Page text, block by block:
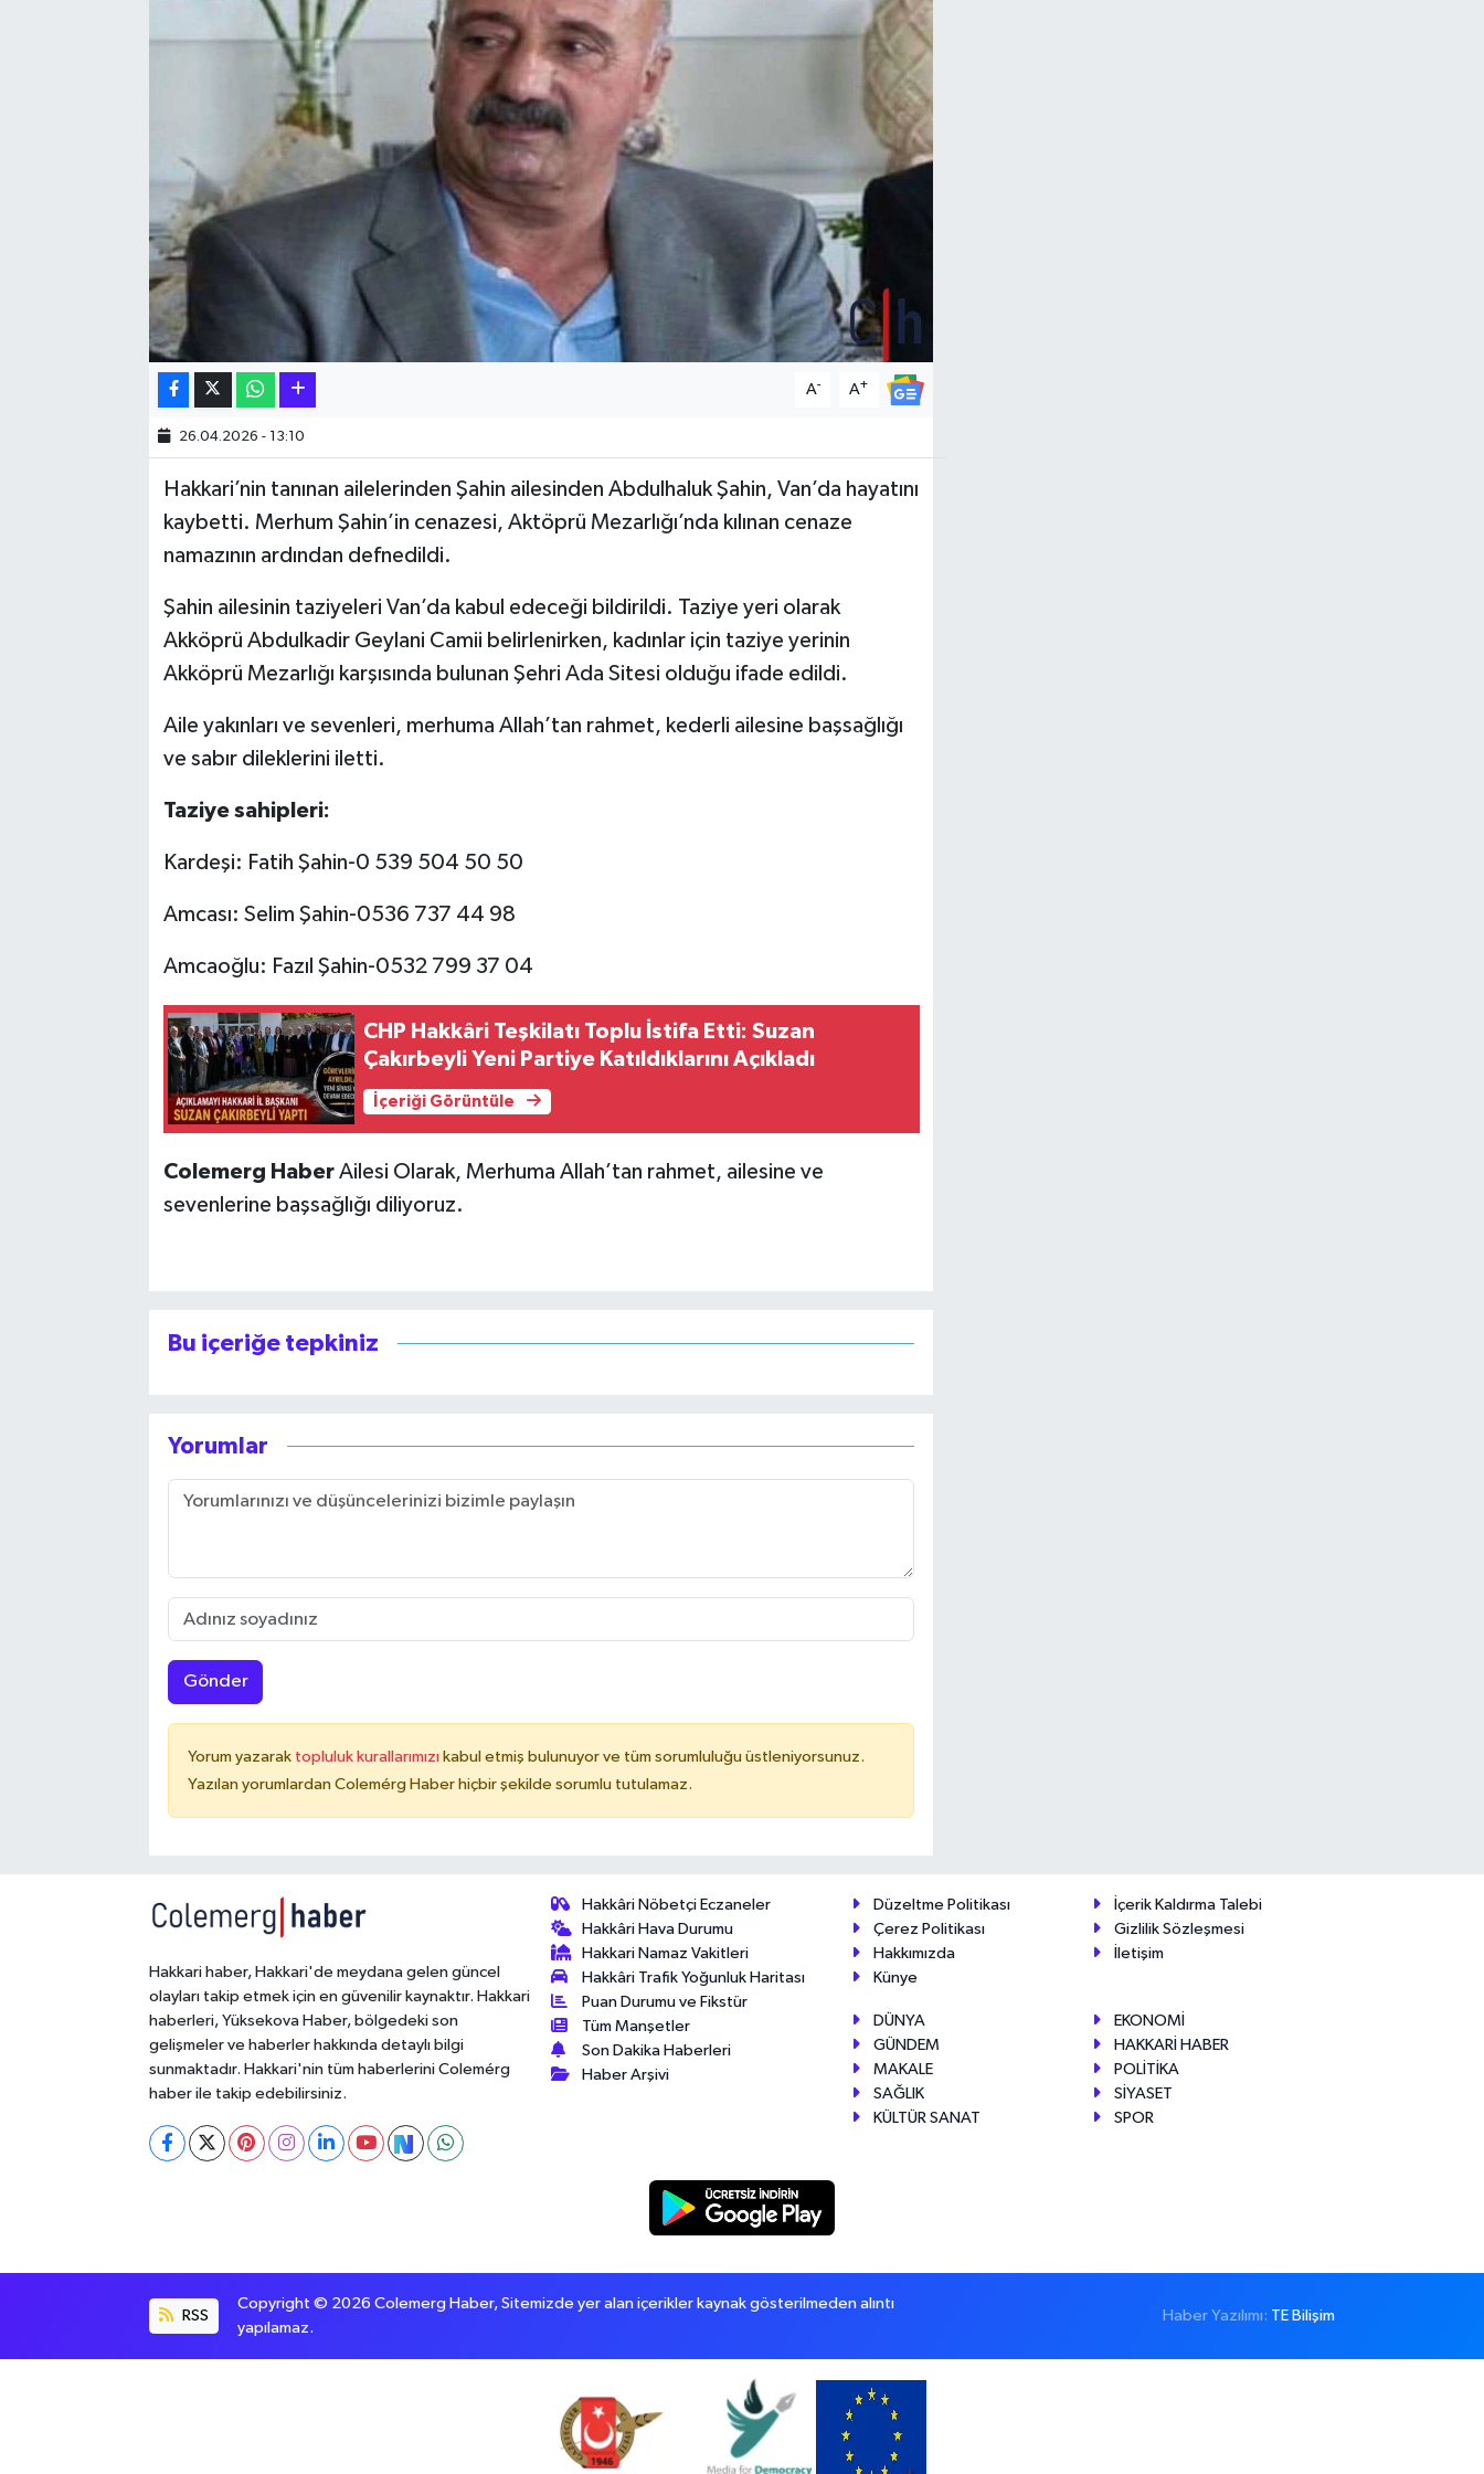
A- A+
26.04.2026 - 13:10
Hakkari’nin tanınan ailelerinden Şahin ailesinden Abdulhaluk Şahin, Van’da hayatını
kaybetti. Merhum Şahin’in cenazesi, Aktöprü Mezarlığı’nda kılınan cenaze
namazının ardından defnedildi.
Şahin ailesinin taziyeleri Van’da kabul edeceği bildirildi. Taziye yeri olarak
Akköprü Abdulkadir Geylani Camii belirlenirken, kadınlar için taziye yerinin
Akköprü Mezarlığı karşısında bulunan Şehri Ada Sitesi olduğu ifade edildi.
Aile yakınları ve sevenleri, merhuma Allah’tan rahmet, kederli ailesine başsağlığı
ve sabır dileklerini iletti.
Taziye sahipleri:
Kardeşi: Fatih Şahin-0 539 504 50 50
Amcası: Selim Şahin-0536 737 44 98
Amcaoğlu: Fazıl Şahin-0532 799 37 04
CHP Hakkâri Teşkilatı Toplu İstifa Etti: Suzan
Çakırbeyli Yeni Partiye Katıldıklarını Açıkladı
İçeriği Görüntüle
Colemerg HaberAilesi Olarak, Merhuma Allah’tan rahmet, ailesine ve
sevenlerine başsağlığı diliyoruz.
Bu içeriğe tepkiniz
Yorumlar
Gönder
Yorum yazarak topluluk kurallarımızı kabul etmiş bulunuyor ve tüm sorumluluğu üstleniyorsunuz.
Yazılan yorumlardan Colemérg Haber hiçbir şekilde sorumlu tutulamaz.
Hakkari haber, Hakkari'de meydana gelen güncel
olayları takip etmek için en güvenilir kaynaktır. Hakkari
haberleri, Yüksekova Haber, bölgedeki son
gelişmeler ve haberler hakkında detaylı bilgi
sunmaktadır. Hakkari'nin tüm haberlerini Colemérg
haber ile takip edebilirsiniz.
Hakkâri Nöbetçi Eczaneler
Hakkâri Hava Durumu
Hakkari Namaz Vakitleri
Hakkâri Trafik Yoğunluk Haritası
Puan Durumu ve Fikstür
Tüm Manşetler
Son Dakika Haberleri
Haber Arşivi
Düzeltme Politikası
İçerik Kaldırma Talebi
Çerez Politikası
Gizlilik Sözleşmesi
Hakkımızda
İletişim
Künye
DÜNYA
EKONOMİ
GÜNDEM
HAKKARİ HABER
MAKALE
POLİTİKA
SAĞLIK
SİYASET
KÜLTÜR SANAT
SPOR
RSS
Copyright © 2026 Colemerg Haber, Sitemizde yer alan içerikler kaynak gösterilmeden alıntı
yapılamaz.
Haber Yazılımı: TE Bilişim
Hakkari Haber
KÜLTÜR SANAT
MAGAZİN